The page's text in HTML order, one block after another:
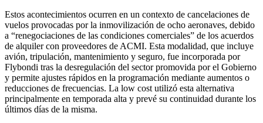
Estos acontecimientos ocurren en un contexto de cancelaciones de
vuelos provocadas por la inmovilización de ocho aeronaves, debido
a “renegociaciones de las condiciones comerciales” de los acuerdos
de alquiler con proveedores de ACMI. Esta modalidad, que incluye
avión, tripulación, mantenimiento y seguro, fue incorporada por
Flybondi tras la desregulación del sector promovida por el Gobierno
y permite ajustes rápidos en la programación mediante aumentos o
reducciones de frecuencias. La low cost utilizó esta alternativa
principalmente en temporada alta y prevé su continuidad durante los
últimos días de la misma.